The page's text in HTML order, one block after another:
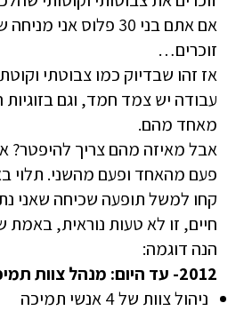
אם אתם בני 30 פלוס אני
זוכרים…
אז זהו שבדיוק כמו צבוטתי
עבודה יש צמד חמד, וגם בזוגיות
מאחד מהם.
אבל מאיזה מהם צריך להיפטר?
פעם מהאחד ופעם מהשני. תלוי
קחו למשל תופעה שכיחה שאני
חיים, זו לא טעות נוראית,
הנה דוגמה:
2012- עד היום: מנהל צוות תמיכה טכנית
ניהול צוות של 4 אנשי תמיכה